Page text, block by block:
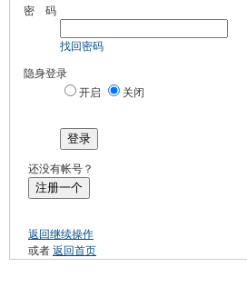
密 码
找回密码
隐身登录
开启
关闭
登录
还没有帐号？
注册一个
返回继续操作
或者 返回首页